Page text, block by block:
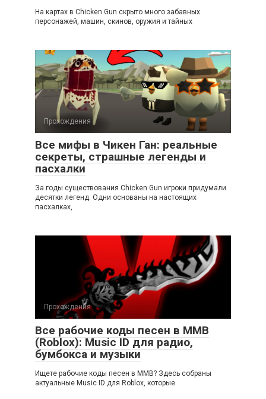
На картах в Chicken Gun скрыто много забавных
персонажей, машин, скинов, оружия и тайных
Прохождения
Все мифы в Чикен Ган: реальные
секреты, страшные легенды и
пасхалки
За годы существования Chicken Gun игроки придумали
десятки легенд. Одни основаны на настоящих
пасхалках,
Прохождения
Все рабочие коды песен в ММВ
(Roblox): Music ID для радио,
бумбокса и музыки
Ищете рабочие коды песен в ММВ? Здесь собраны
актуальные Music ID для Roblox, которые